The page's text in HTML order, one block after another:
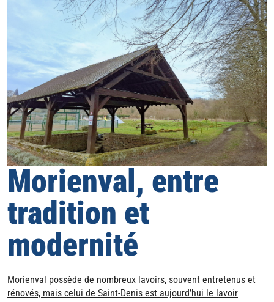
Morienval, entre
tradition et
modernité
Morienval possède de nombreux lavoirs, souvent entretenus et
rénovés, mais celui de Saint-Denis est aujourd’hui le lavoir